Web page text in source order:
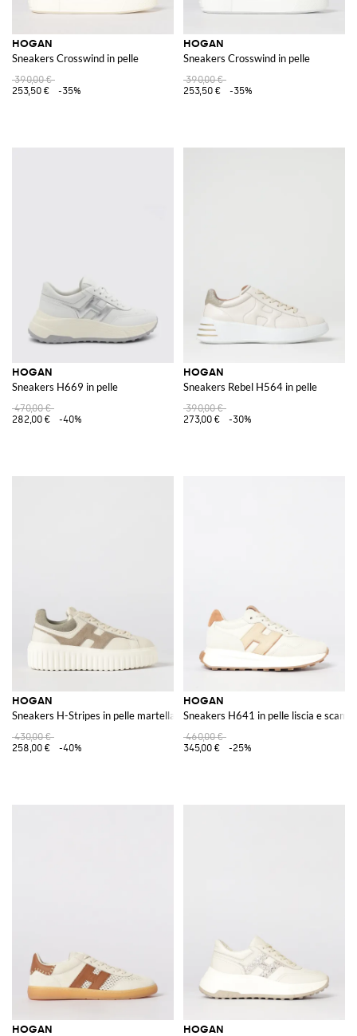
HOGAN
Sneakers Crosswind in pelle
390,00 €
253,50 €
-35%
HOGAN
Sneakers Crosswind in pelle
390,00 €
253,50 €
-35%
HOGAN
Sneakers H669 in pelle
470,00 €
282,00 €
-40%
HOGAN
Sneakers Rebel H564 in pelle
390,00 €
273,00 €
-30%
HOGAN
Sneakers H-Stripes in pelle martellata
430,00 €
258,00 €
-40%
HOGAN
Sneakers H641 in pelle liscia e
460,00 €
345,00 €
-25%
HOGAN HOGAN